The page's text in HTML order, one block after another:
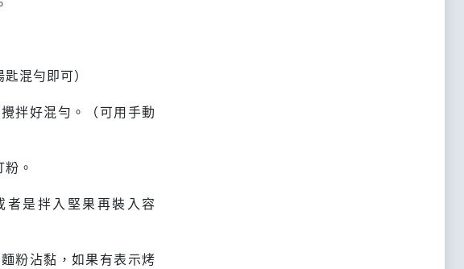
混勻即可）
拌好混勻。（可用手動
。
是拌入堅果再裝入容
粉沾黏，如果有表示烤